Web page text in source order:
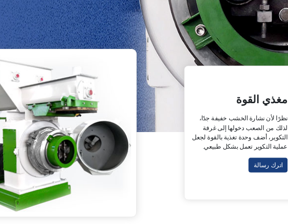
مغذي القوة
نظرًا لأن نشارة الخشب خفيفة جدًا،
لذلك من الصعب دخولها إلى غرفة
التكوير، أضف وحدة تغذية بالقوة لجعل
عملية التكوير تعمل بشكل طبيعي.
اترك رسالة